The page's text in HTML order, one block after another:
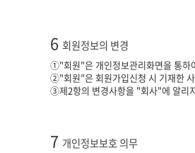
6 회원정보의 변경
①"회원"은 개인정보관리화면을 통하
②"회원"은 회원가입신청 시 기재한
③제2항의 변경사항을 "회사"에 알리
7 개인정보보호 의무